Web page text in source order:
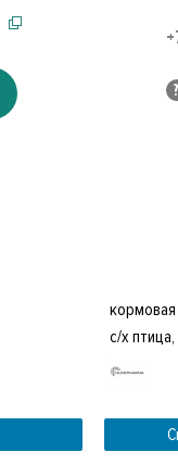
с/х